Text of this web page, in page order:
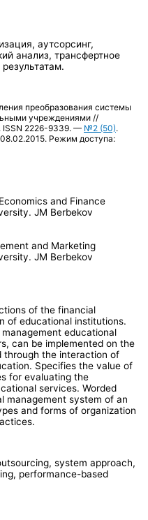
аутсорсинг,
анализ, трансфертное
преобразования системы
учреждениями //
ISSN 2226-9339. — №2 (50).
Режим доступа:
and Finance
JM Berbekov
and Marketing
JM Berbekov
of the financial
of educational institutions.
educational
can be implemented on the
through the interaction of
Specifies the value of
for evaluating the
services. Worded
management system of an
and forms of organization
system approach,
performance-based